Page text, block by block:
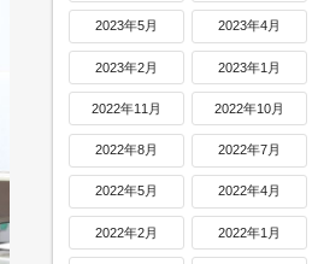
2023年5月 2023年4月
2023年2月 2023年1月
2022年11月 2022年10月
2022年8月 2022年7月
2022年5月 2022年4月
2022年2月 2022年1月